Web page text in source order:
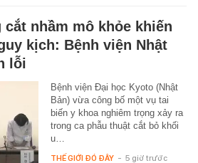
cắt nhầm mô khỏe khiến
kịch: Bệnh viện Nhật
lỗi
Bệnh viện Đại học Kyoto (Nhật
Bản) vừa công bố một vụ tai
biến y khoa nghiêm trọng xảy ra
trong ca phẫu thuật cắt bỏ khối
u…
THẾ GIỚI ĐÓ ĐÂY - 5 giờ trước